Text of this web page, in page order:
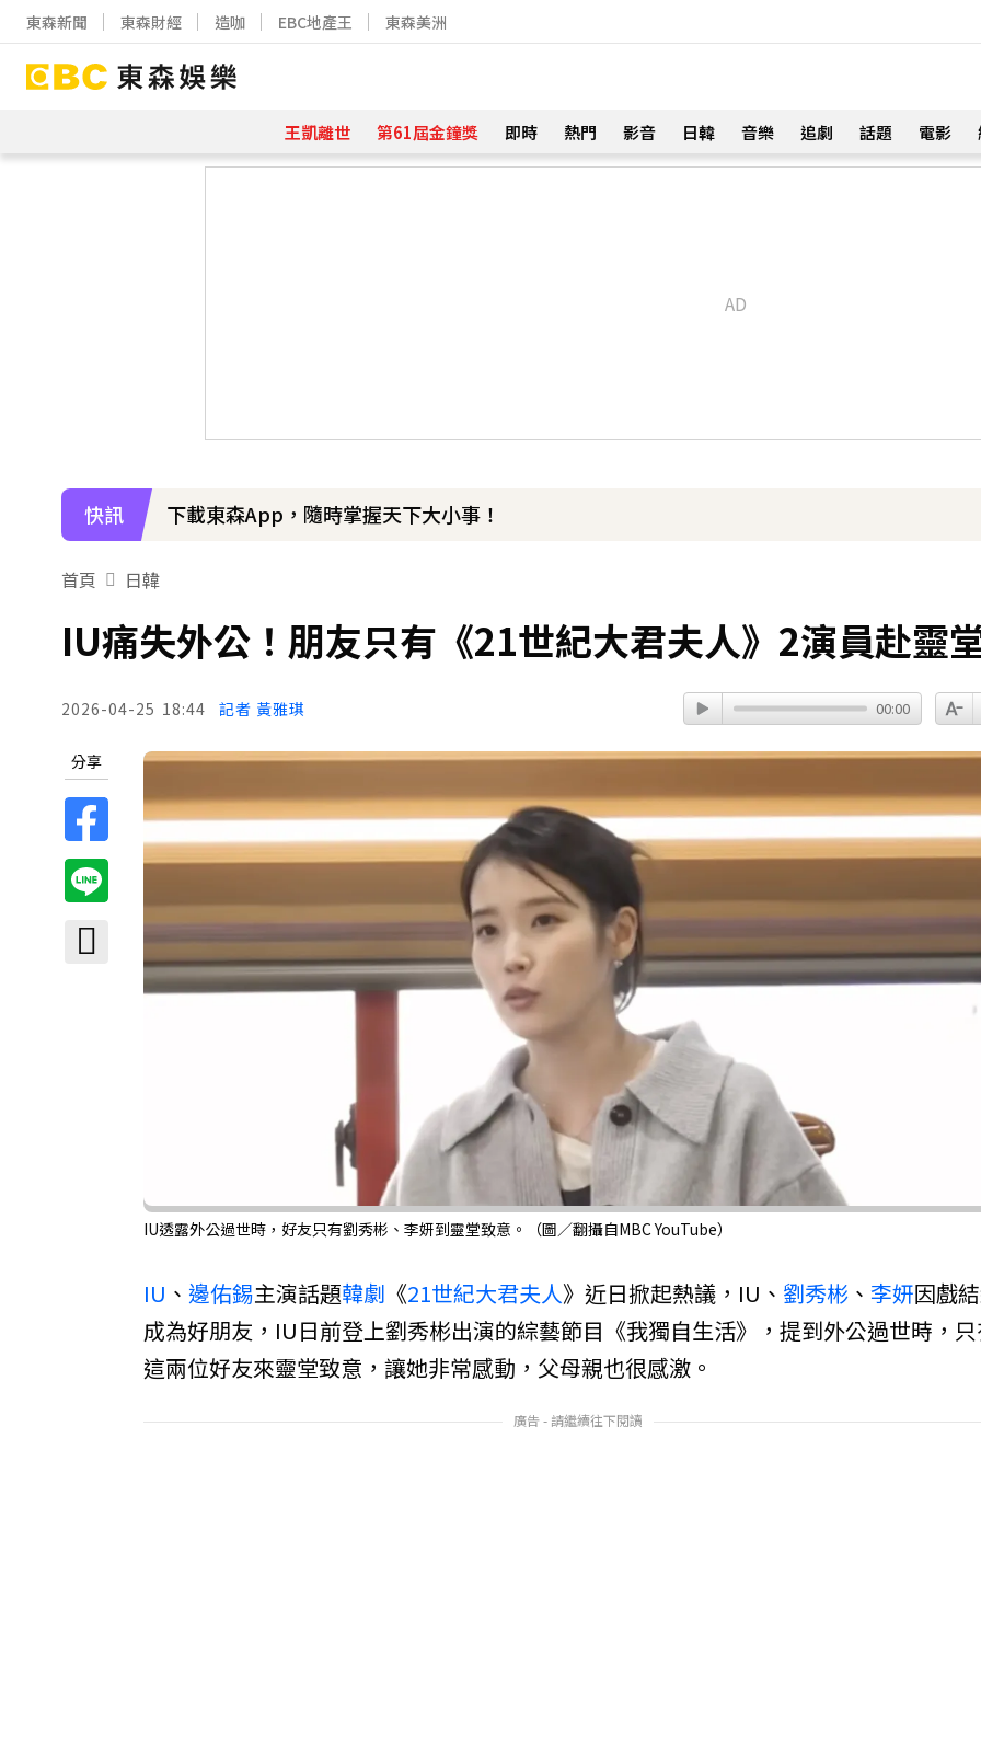
東森新聞 東森財經 造咖 EBC地產王 東森美洲
王凱離世 第61屆金鐘獎 即時 熱門 影音 日韓 音樂 追劇 話題 電影
快訊 下載東森App，隨時掌握天下大小事！
首頁 日韓
IU痛失外公！朋友只有《21世紀大君夫人》2演員赴靈
2026-04-25 18:44 記者 黃雅琪 00:00
分享
IU透露外公過世時，好友只有劉秀彬、李妍到靈堂致意。（圖／翻攝自MBC YouTube）
IU 、 邊佑錫主演話題韓劇 《21世紀大君夫人》近日掀起熱議，IU、 劉秀彬 、 李妍因戲
成為好朋友，IU日前登上劉秀彬出演的綜藝節目《我獨自生活》，提到外公過世時，
這兩位好友來靈堂致意，讓她非常感動，父母親也很感激。
廣告 - 請繼續往下閱讀